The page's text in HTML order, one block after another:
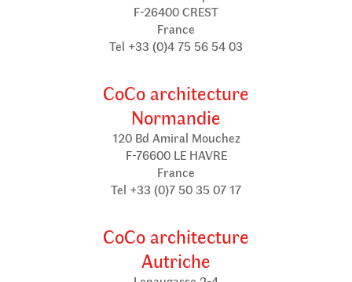
F-26400 CREST
France
Tel +33 (0)4 75 56 54 03
CoCo architecture
Normandie
120 Bd Amiral Mouchez
F-76600 LE HAVRE
France
Tel +33 (0)7 50 35 07 17
CoCo architecture
Autriche